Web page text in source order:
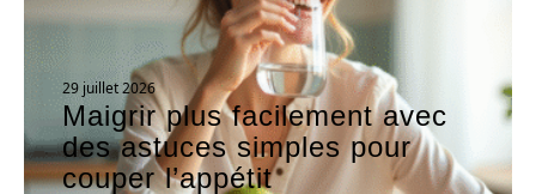
29 juillet 2026
Maigrir plus facilement avec
des astuces simples pour
couper l’appétit